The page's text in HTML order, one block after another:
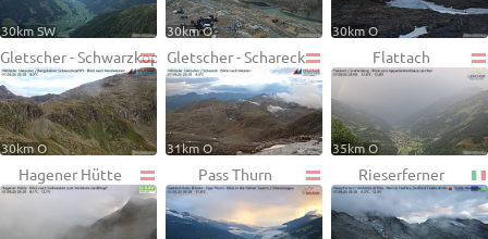
30km SW 30km O 30km O
Gletscher - Schwarzkopf
30km O
Gletscher - Schareck
31km O
Flattach
35km O
Hagener Hütte Pass Thurn Rieserferner